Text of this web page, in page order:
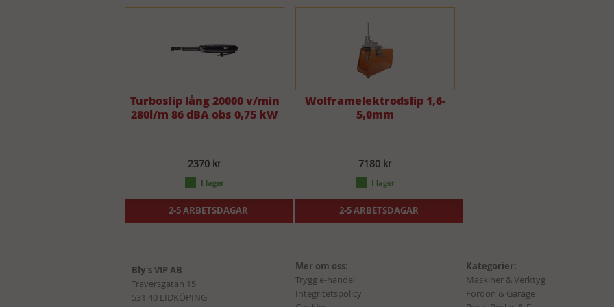
Turboslip lång 20000 v/min
280l/m 86 dBA obs 0,75 kW
2370 kr
2-5 ARBETSDAGAR
Wolframelektrodslip 1,6-
5,0mm
7180 kr
2-5 ARBETSDAGAR
Bly's VIP AB
Traversgatan 15
531 40 LIDKÖPING
Mer om oss:
Trygg e-handel
Integritetspolicy
Kategorier:
Maskiner & Verktyg
Fordon & Garage